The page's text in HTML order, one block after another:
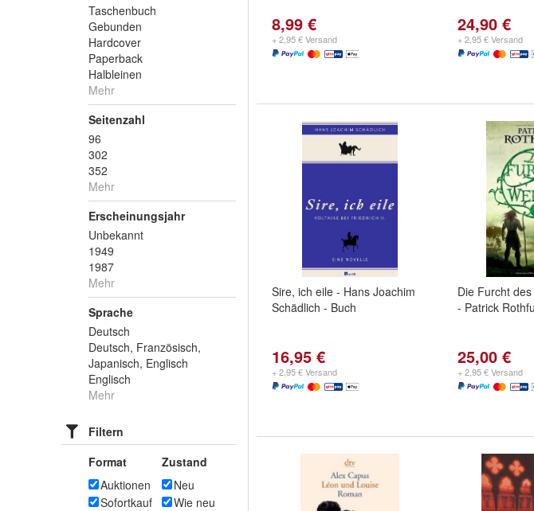
Taschenbuch
Gebunden
Hardcover
Paperback
Halbleinen
Mehr
Seitenzahl
96
302
352
Mehr
Erscheinungsjahr
Unbekannt
1949
1987
Mehr
Sprache
Deutsch
Deutsch, Französisch,
Japanisch, Englisch
Englisch
Mehr
Filtern
Format
Auktionen
Sofortkauf
Zustand
Neu
Wie neu
8,99 €
+ 2,95 € Versand
24,90 €
+ 2,95 € Versand
Sire, ich eile - Hans Joachim
Schädlich - Buch
16,95 €
+ 2,95 € Versand
Die Furcht
- Patrick
25,00 €
+ 2,95 € Versand